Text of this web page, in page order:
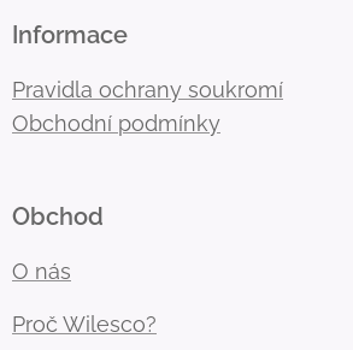
Informace
Pravidla ochrany soukromí
Obchodní podmínky
Obchod
O nás
Proč Wilesco?